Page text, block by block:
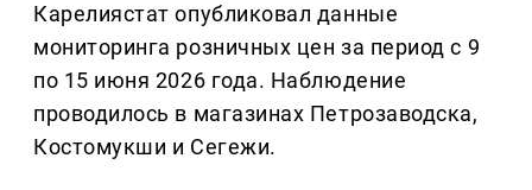
Карелиястат опубликовал данные
мониторинга розничных цен за период с 9
по 15 июня 2026 года. Наблюдение
проводилось в магазинах Петрозаводска,
Костомукши и Сегежи.